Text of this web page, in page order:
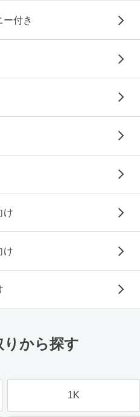
ー付き
け
け
りから探す
1K